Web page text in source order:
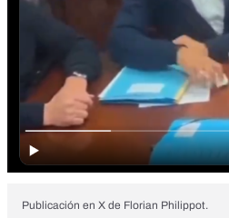
Publicación en X de Florian Philippot.